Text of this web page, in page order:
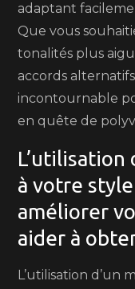
adaptant
Que vous
tonalités plus
accords
incontournable
en quête de
L’utilisation
à votre
améliorer
aider à
L’utilisation d’un